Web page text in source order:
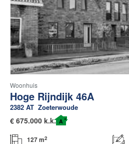
Woonhuis
Hoge Rijndijk 46A
2382 AT Zoeterwoude
€ 675.000 k.k. A +
127 m2